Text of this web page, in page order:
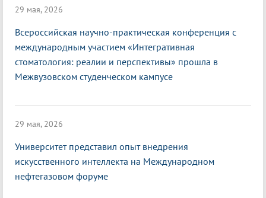
29 мая, 2026
Всероссийская научно-практическая конференция с
международным участием «Интегративная
стоматология: реалии и перспективы» прошла в
Межвузовском студенческом кампусе
29 мая, 2026
Университет представил опыт внедрения
искусственного интеллекта на Международном
нефтегазовом форуме